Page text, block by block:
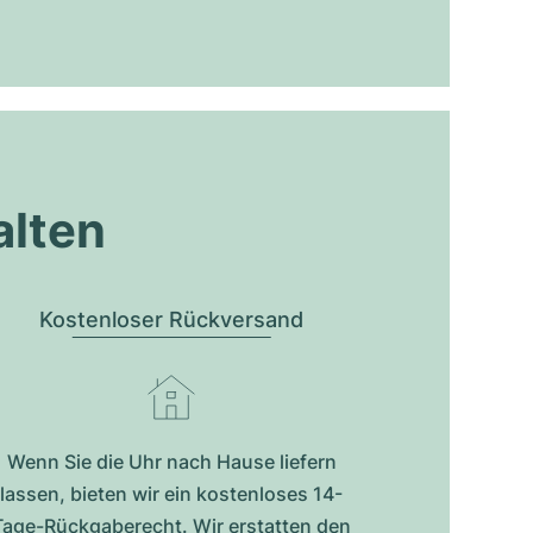
Kostenloser Rückversand
Wenn Sie die Uhr nach Hause liefern
lassen, bieten wir ein kostenloses 14-
Rückgaberecht. Wir erstatten den